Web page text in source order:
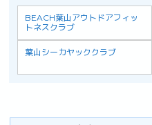
BEACH葉山アウトドアフィッ
トネスクラブ
葉山シーカヤッククラブ